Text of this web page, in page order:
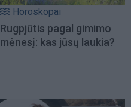
Horoskopai
Rugpjūtis pagal gimimo
mėnesį: kas jūsų laukia?